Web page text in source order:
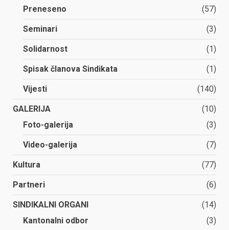
Preneseno (57)
Seminari (3)
Solidarnost (1)
Spisak članova Sindikata (1)
Vijesti (140)
GALERIJA
(10)
Foto-galerija
(3)
Video-galerija (7)
Kultura (77)
Partneri (6)
SINDIKALNI ORGANI
(14)
Kantonalni odbor
(3)